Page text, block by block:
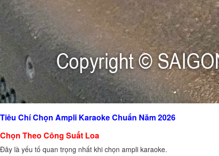
Tiêu Chí Chọn Ampli Karaoke Chuẩn Năm 2026
Chọn Theo Công Suất Loa
Đây là yếu tố quan trọng nhất khi chọn ampli karaoke.